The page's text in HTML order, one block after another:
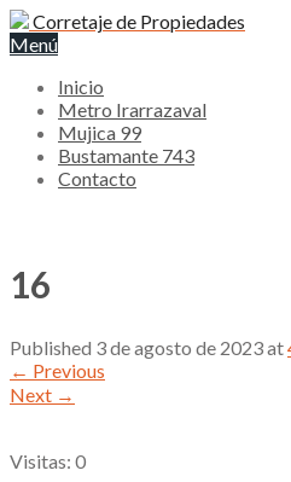
Corretaje de Propiedades
Menú
Inicio
Metro Irarrazaval
Mujica 99
Bustamante 743
Contacto
16
Published 3 de agosto de 2023at
← Previous
Next →
Visitas: 0